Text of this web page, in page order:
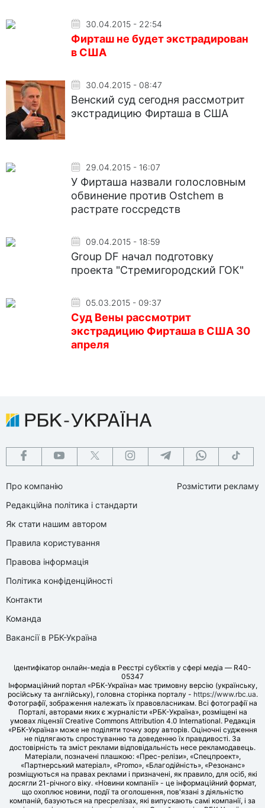
30.04.2015 - 22:54
Фирташ не будет экстрадирован
в США
30.04.2015 - 08:47
Венский суд сегодня рассмотрит
экстрадицию Фирташа в США
29.04.2015 - 16:07
У Фирташа назвали голословным
обвинение против Ostchem в
растрате госсредств
09.04.2015 - 18:59
Group DF начал подготовку
проекта "Стремигородский ГОК"
05.03.2015 - 09:37
Суд Вены рассмотрит
экстрадицию Фирташа в США 30
апреля
Про компанію
Редакційна політика і стандарти
Як стати нашим автором
Правила користування
Правова інформація
Політика конфіденційності
Контакти
Команда
Вакансії в РБК-Україна
Розмістити рекламу
Ідентифікатор онлайн-медіа в Реєстрі суб’єктів у сфері медіа — R40-
05347
Інформаційний портал «РБК-Україна» має тримовну версію (українську,
російську та англійську), головна сторінка порталу - https://www.rbc.ua.
Фотографії, зображення належать їх правовласникам. Всі фотографії на
Порталі, авторами яких є журналісти «РБК-Україна», розміщені на
умовах ліцензії Creative Commons Attribution 4.0 International. Редакція
«РБК-Україна» може не поділяти точку зору авторів. Оціночні судження
не підлягають спростуванню та доведенню їх правдивості. За
достовірність та зміст реклами відповідальність несе рекламодавець.
Матеріали, позначені плашкою: «Прес-релізи», «Спецпроект»,
«Партнерський матеріал», «Promo», «Благодійність», «Резонанс»
розміщуються на правах реклами і призначені, як правило, для осіб, які
досягли 21-річного віку. «Новини компанії» - це інформаційний формат,
що охоплює новини, події та оголошення, пов'язані з діяльністю
компаній, базуються на пресрелізах, які випускають самі компанії, і за